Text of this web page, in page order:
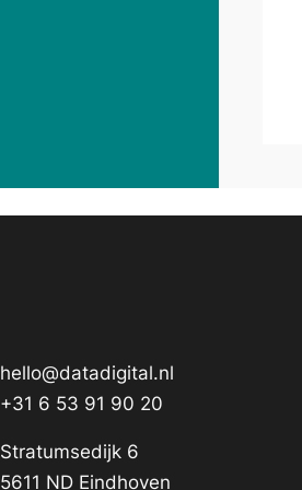
hello@datadigital.nl
+31 6 53 91 90 20
Stratumsedijk 6
5611 ND Eindhoven